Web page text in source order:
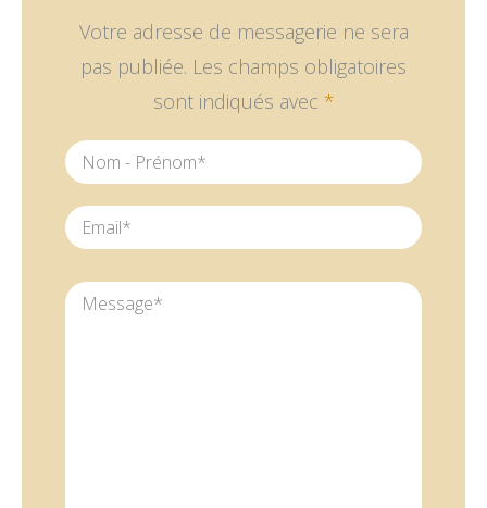
Votre adresse de messagerie ne sera
pas publiée. Les champs obligatoires
sont indiqués avec *
Nom - Prénom*
Email*
Message*